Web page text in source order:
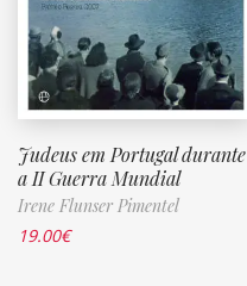
Judeus em Portugal durante
a II Guerra Mundial
Irene Flunser Pimentel
19.00€